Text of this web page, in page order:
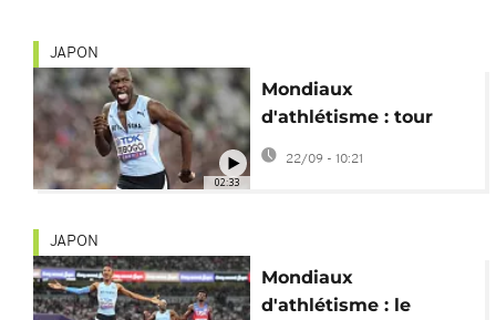
02:33
JAPON
Mondiaux
d'athlétisme : tour
d'horizon des
performances
22/09 - 10:21
JAPON
Mondiaux
d'athlétisme : le